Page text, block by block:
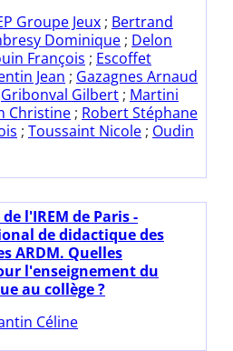
Groupe Jeux ; Bertrand
Dominique ; Delon
François ; Escoffet
Jean ; Gazagnes Arnaud
Gribonval Gilbert ; Martini
Christine ; Robert Stéphane
; Toussaint Nicole ; Oudin
l'IREM de Paris -
de didactique des
ARDM. Quelles
l'enseignement du
au collège ?
Céline